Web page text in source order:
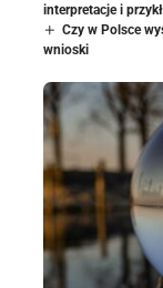
interpretacje i
Czy w Polsce
wnioski